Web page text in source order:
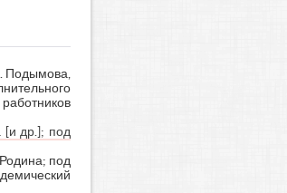
Подымова,
[и др.]; под
под